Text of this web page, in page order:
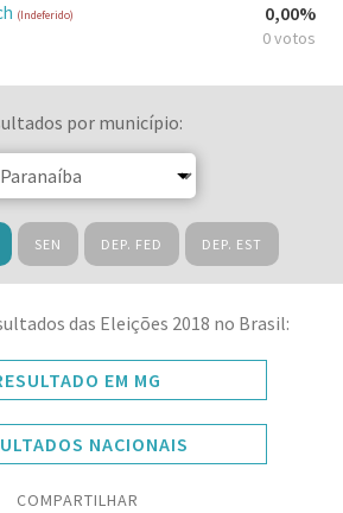
(Indeferido) 0,00%
0 votos
por município:
SEN DEP. FED DEP. EST
das Eleições 2018 no Brasil:
EM MG
NACIONAIS
COMPARTILHAR